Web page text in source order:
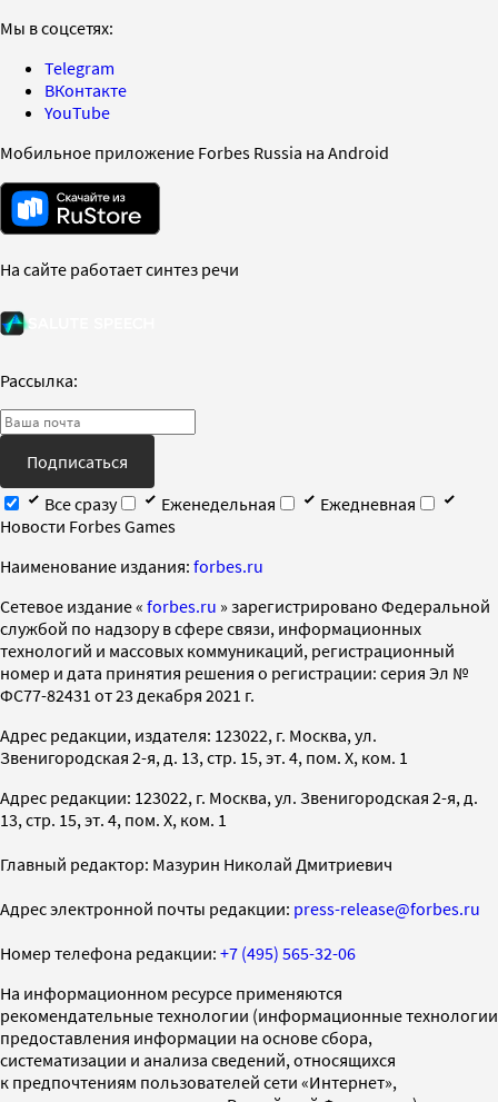
Мы в соцсетях:
Telegram
ВКонтакте
YouTube
Мобильное приложение Forbes Russia на Android
На сайте работает синтез речи
Рассылка:
Подписаться
Все сразу
Еженедельная
Ежедневная
Новости Forbes Games
Наименование издания: forbes.ru
Cетевое издание « forbes.ru » зарегистрировано Федеральной
службой по надзору в сфере связи, информационных
технологий и массовых коммуникаций, регистрационный
номер и дата принятия решения о регистрации: серия Эл №
ФС77-82431 от 23 декабря 2021 г.
Адрес редакции, издателя: 123022, г. Москва, ул.
Звенигородская 2-я, д. 13, стр. 15, эт. 4, пом. X, ком. 1
Адрес редакции: 123022, г. Москва, ул. Звенигородская 2-я, д.
13, стр. 15, эт. 4, пом. X, ком. 1
Главный редактор: Мазурин Николай Дмитриевич
Адрес электронной почты редакции: press-release@forbes.ru
Номер телефона редакции: +7 (495) 565-32-06
На информационном ресурсе применяются
рекомендательные технологии (информационные технологии
предоставления информации на основе сбора,
систематизации и анализа сведений, относящихся
к предпочтениям пользователей сети «Интернет»,